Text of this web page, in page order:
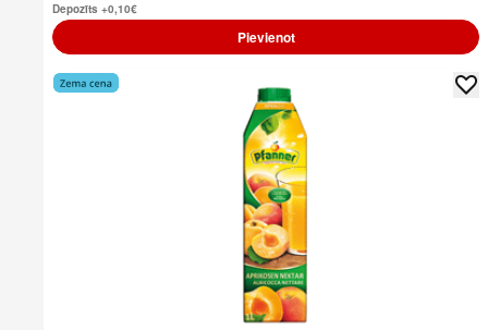
Depozīts +0,10€
Pievienot